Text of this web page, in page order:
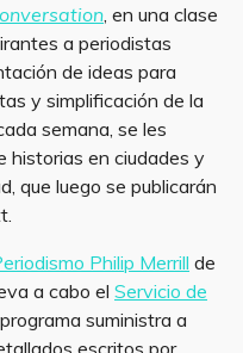
, en una clase
a periodistas
de ideas para
y simplificación de la
semana, se les
historias en ciudades y
que luego se publicarán
Philip Merrill de
a cabo el Servicio de
suministra a
escritos por